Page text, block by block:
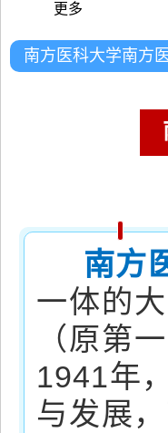
更多
南方医科大学南方
南方
一体的
（原第
1941年
与发展